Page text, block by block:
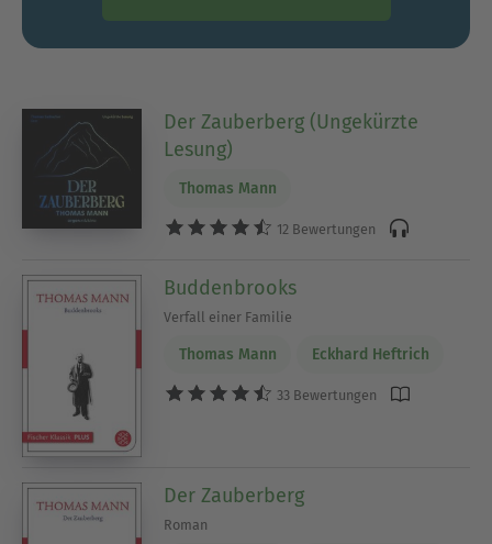
Der Zauberberg (Ungekürzte
Lesung)
Thomas Mann
12 Bewertungen
Buddenbrooks
Verfall einer Familie
Thomas Mann Eckhard Heftrich
33 Bewertungen
Der Zauberberg
Roman